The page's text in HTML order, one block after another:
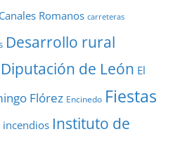
Canales Romanos carreteras
Desarrollo rural
Diputación de León El
Flórez Encinedo Fiestas
incendios Instituto de